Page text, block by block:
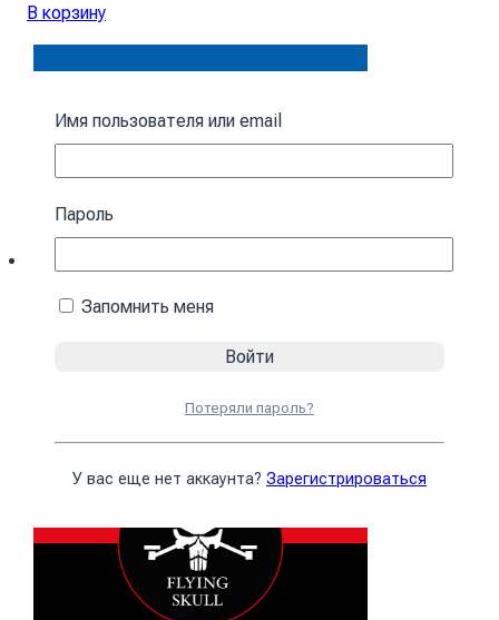
В корзину
Имя пользователя или email
Пароль
Запомнить меня
Потеряли пароль?
У вас еще нет аккаунта? Зарегистрироваться